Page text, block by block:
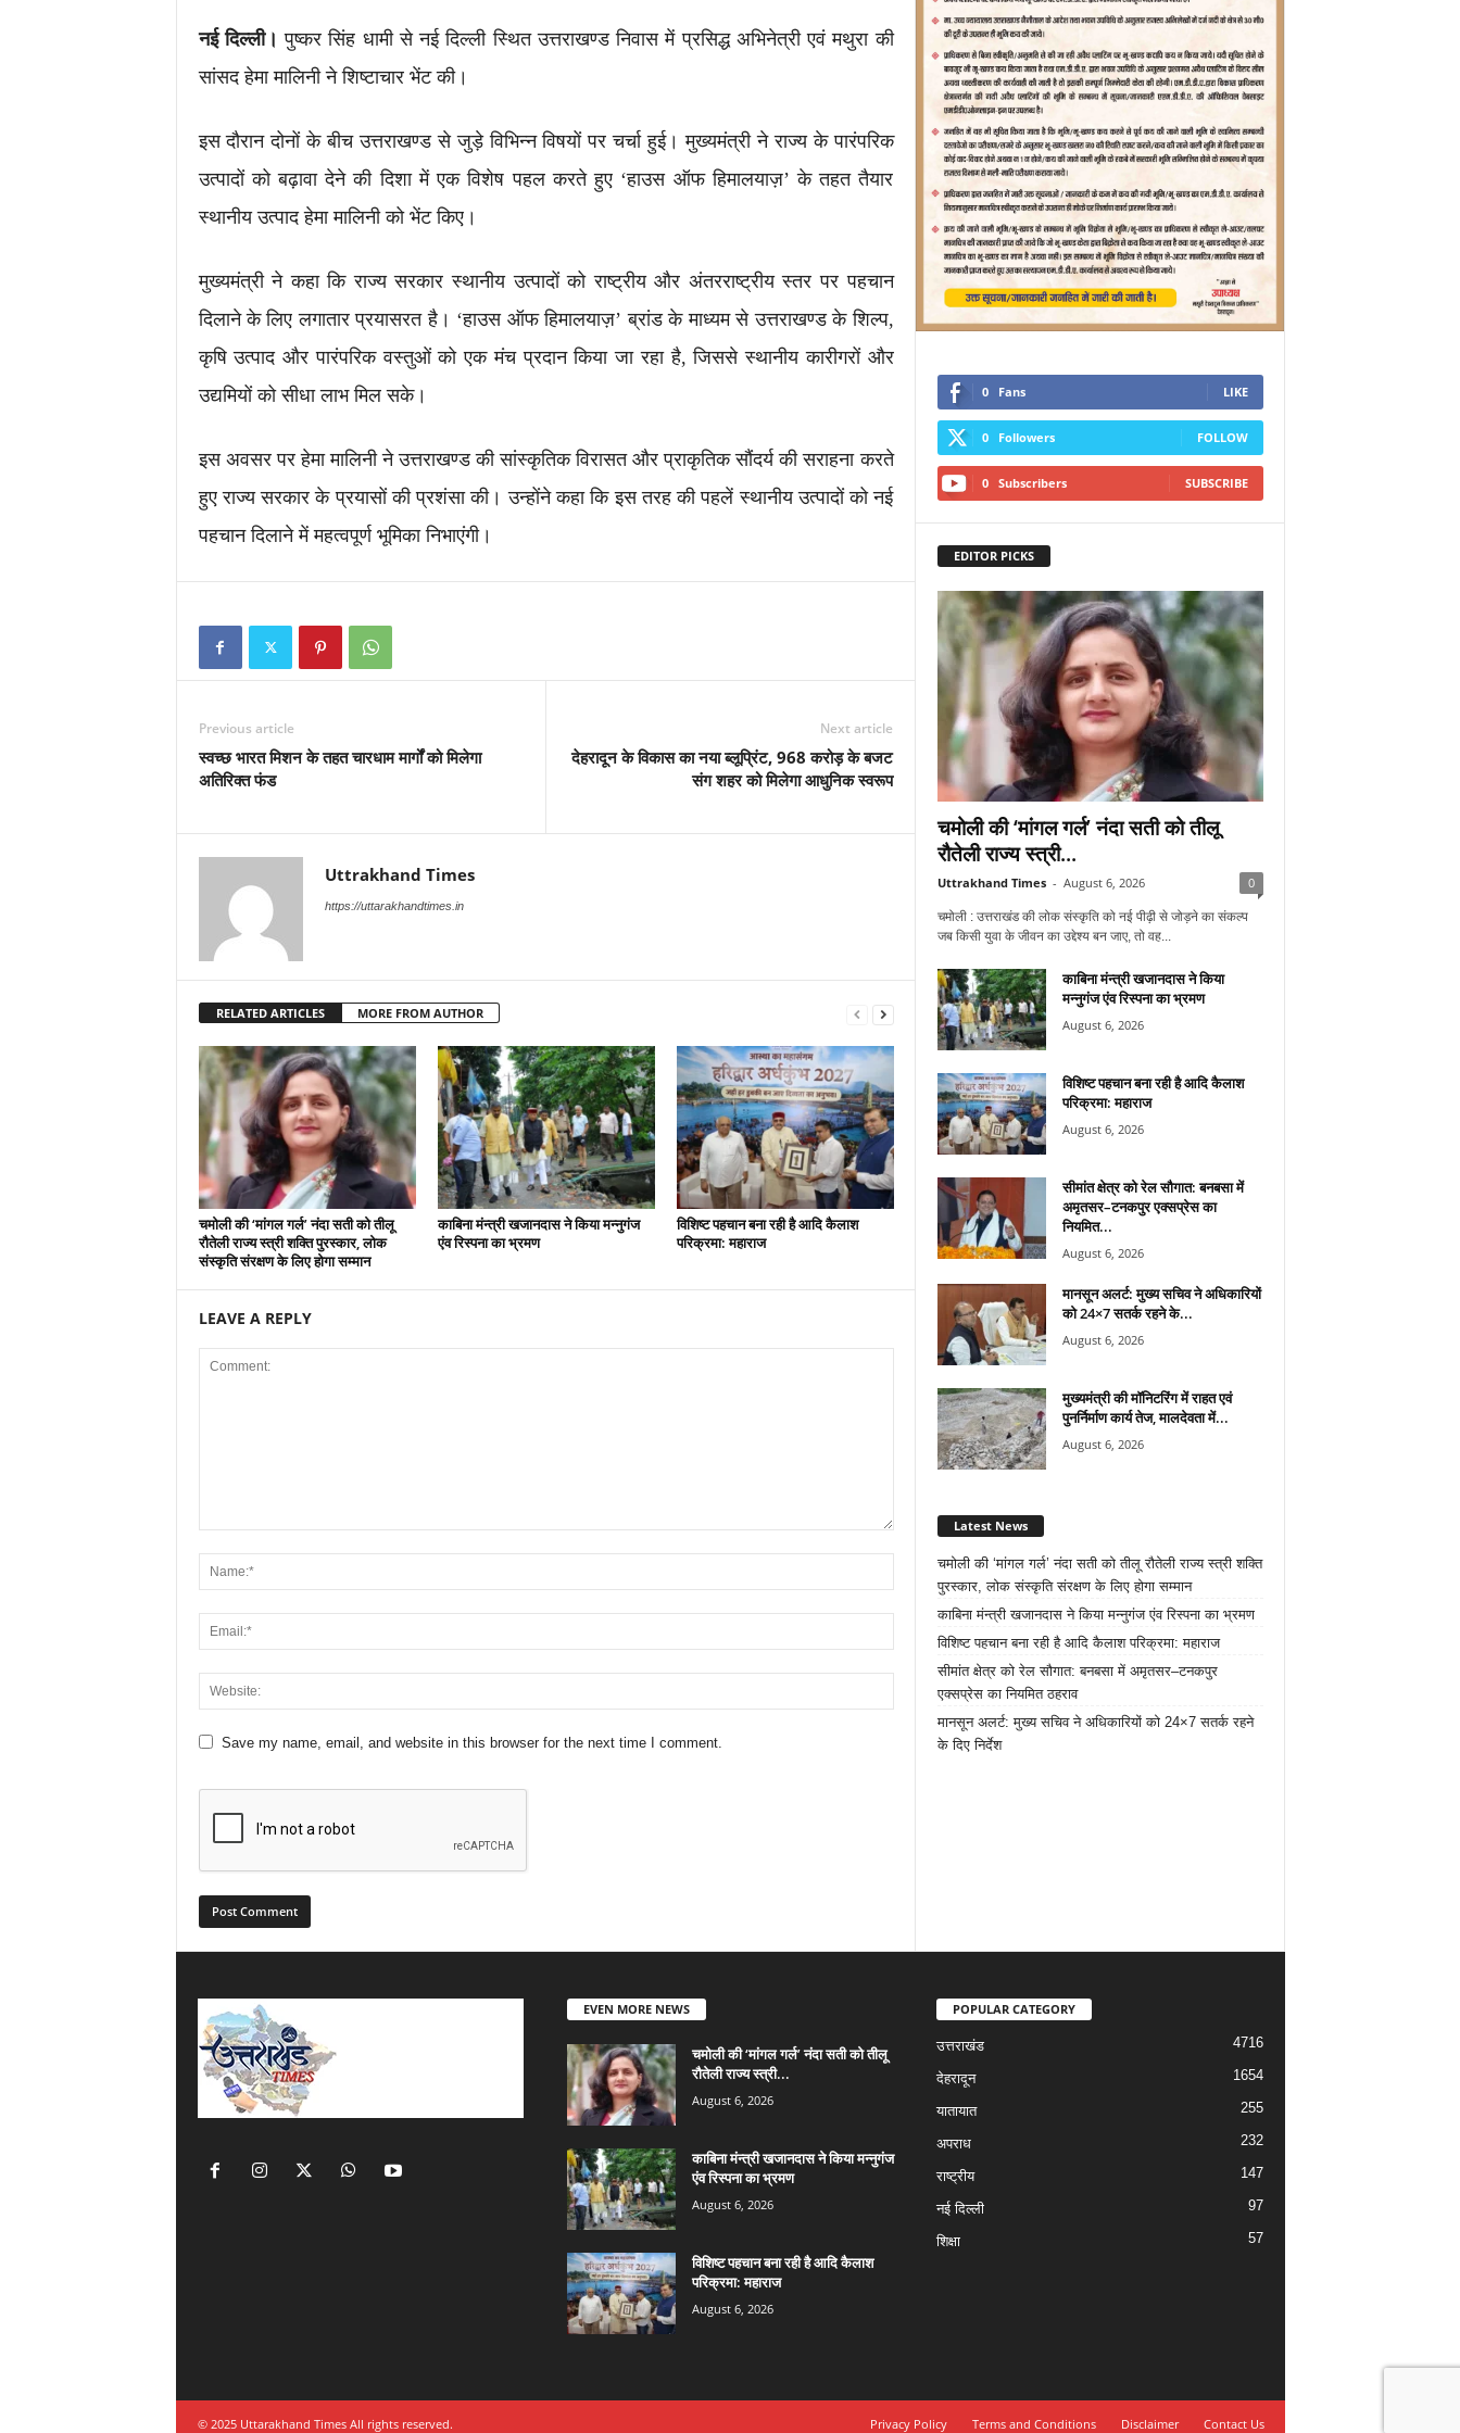
नई दिल्ली।पुष्कर सिंह धामीसे नई दिल्ली स्थित उत्तराखण्ड निवास में प्रसिद्ध अभिनेत्री एवं मथुरा की
सांसदहेमा मालिनीने शिष्टाचार भेंट की।
इस दौरान दोनों के बीच उत्तराखण्ड से जुड़े विभिन्न विषयों पर चर्चा हुई। मुख्यमंत्री ने राज्य के पारंपरिक
उत्पादों को बढ़ावा देने की दिशा में एक विशेष पहल करते हुए ‘हाउस ऑफ हिमालयाज़’ के तहत तैयार
स्थानीय उत्पाद हेमा मालिनी को भेंट किए।
मुख्यमंत्री ने कहा कि राज्य सरकार स्थानीय उत्पादों को राष्ट्रीय और अंतरराष्ट्रीय स्तर पर पहचान
दिलाने के लिए लगातार प्रयासरत है। ‘हाउस ऑफ हिमालयाज़’ ब्रांड के माध्यम से उत्तराखण्ड के शिल्प,
कृषि उत्पाद और पारंपरिक वस्तुओं को एक मंच प्रदान किया जा रहा है, जिससे स्थानीय कारीगरों और
उद्यमियों को सीधा लाभ मिल सके।
इस अवसर पर हेमा मालिनी ने उत्तराखण्ड की सांस्कृतिक विरासत और प्राकृतिक सौंदर्य की सराहना करते
हुए राज्य सरकार के प्रयासों की प्रशंसा की। उन्होंने कहा कि इस तरह की पहलें स्थानीय उत्पादों को नई
पहचान दिलाने में महत्वपूर्ण भूमिका निभाएंगी।
Previous article
स्वच्छ भारत मिशन के तहत चारधाम मार्गों को मिलेगा
अतिरिक्त फंड
Next article
देहरादून के विकास का नया ब्लूप्रिंट, 968 करोड़ के बजट
संग शहर को मिलेगा आधुनिक स्वरूप
Uttrakhand Times
https://uttarakhandtimes.in
RELATED ARTICLES MORE FROM AUTHOR
चमोली की ‘मांगल गर्ल’ नंदा सती को तीलू
रौतेली राज्य स्त्री शक्ति पुरस्कार, लोक
संस्कृति संरक्षण के लिए होगा सम्मान
काबिना मंन्त्री खजानदास ने किया मन्नुगंज
एंव रिस्पना का भ्रमण
विशिष्ट पहचान बना रही है आदि कैलाश
परिक्रमा: महाराज
LEAVE A REPLY
Save my name, email, and website in this browser for the next time I comment.
0 Fans LIKE
0 Followers FOLLOW
0 Subscribers SUBSCRIBE
EDITOR PICKS
चमोली की ‘मांगल गर्ल’ नंदा सती को तीलू
रौतेली राज्य स्त्री...
Uttrakhand Times - August 6, 2026 0
चमोली : उत्तराखंड की लोक संस्कृति को नई पीढ़ी से जोड़ने का संकल्प
जब किसी युवा के जीवन का उद्देश्य बन जाए, तो वह...
काबिना मंन्त्री खजानदास ने किया
मन्नुगंज एंव रिस्पना का भ्रमण
August 6, 2026
विशिष्ट पहचान बना रही है आदि कैलाश
परिक्रमा: महाराज
August 6, 2026
सीमांत क्षेत्र को रेल सौगात: बनबसा में
अमृतसर–टनकपुर एक्सप्रेस का
नियमित...
August 6, 2026
मानसून अलर्ट: मुख्य सचिव ने अधिकारियों
को 24×7 सतर्क रहने के...
August 6, 2026
मुख्यमंत्री की मॉनिटरिंग में राहत एवं
पुनर्निर्माण कार्य तेज, मालदेवता में...
August 6, 2026
Latest News
चमोली की ‘मांगल गर्ल’ नंदा सती को तीलू रौतेली राज्य स्त्री शक्ति
पुरस्कार, लोक संस्कृति संरक्षण के लिए होगा सम्मान
काबिना मंन्त्री खजानदास ने किया मन्नुगंज एंव रिस्पना का भ्रमण
विशिष्ट पहचान बना रही है आदि कैलाश परिक्रमा: महाराज
सीमांत क्षेत्र को रेल सौगात: बनबसा में अमृतसर–टनकपुर
एक्सप्रेस का नियमित ठहराव
मानसून अलर्ट: मुख्य सचिव ने अधिकारियों को 24×7 सतर्क रहने
के दिए निर्देश
EVEN MORE NEWS
चमोली की ‘मांगल गर्ल’ नंदा सती को तीलू
रौतेली राज्य स्त्री...
August 6, 2026
काबिना मंन्त्री खजानदास ने किया मन्नुगंज
एंव रिस्पना का भ्रमण
August 6, 2026
विशिष्ट पहचान बना रही है आदि कैलाश
परिक्रमा: महाराज
August 6, 2026
POPULAR CATEGORY
उत्तराखंड 4716
देहरादून 1654
यातायात 255
अपराध 232
राष्ट्रीय 147
नई दिल्ली 97
शिक्षा 57
Privacy Policy Terms and Conditions Disclaimer Contact Us
© 2025 Uttarakhand Times All rights reserved.